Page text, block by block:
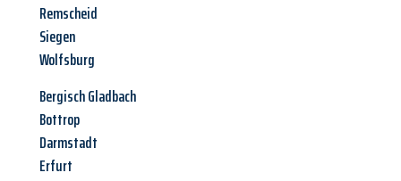
Remscheid
Siegen
Wolfsburg
Bergisch Gladbach
Bottrop
Darmstadt
Erfurt